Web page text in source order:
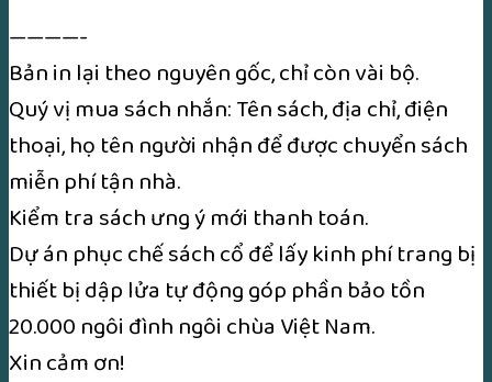
————-
Bản in lại theo nguyên gốc, chỉ còn vài bộ.
Quý vị mua sách nhắn: Tên sách, địa chỉ, điện
thoại, họ tên người nhận để được chuyển sách
miễn phí tận nhà.
Kiểm tra sách ưng ý mới thanh toán.
Dự án phục chế sách cổ để lấy kinh phí trang bị
thiết bị dập lửa tự động góp phần bảo tồn
20.000 ngôi đình ngôi chùa Việt Nam.
Xin cảm ơn!